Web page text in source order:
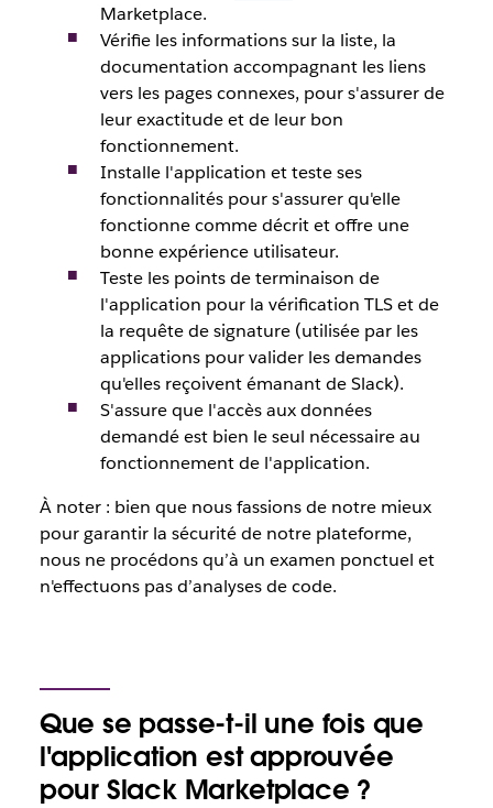
Marketplace.
Vérifie les informations sur la liste, la
documentation accompagnant les liens
vers les pages connexes, pour s'assurer de
leur exactitude et de leur bon
fonctionnement.
Installe l'application et teste ses
fonctionnalités pour s'assurer qu'elle
fonctionne comme décrit et offre une
bonne expérience utilisateur.
Teste les points de terminaison de
l'application pour la vérification TLS et de
la requête de signature (utilisée par les
applications pour valider les demandes
qu'elles reçoivent émanant de Slack).
S'assure que l'accès aux données
demandé est bien le seul nécessaire au
fonctionnement de l'application.
À noter : bien que nous fassions de notre mieux
pour garantir la sécurité de notre plateforme,
nous ne procédons qu’à un examen ponctuel et
n'effectuons pas d’analyses de code.
Que se passe-t-il une fois que
l'application est approuvée
pour Slack Marketplace ?